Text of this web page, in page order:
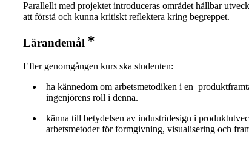
Parallellt med projektet introduceras området hållbar
att förstå och kunna kritiskt reflektera kring begreppet.
Lärandemål
Efter genomgången kurs ska studenten:
ha kännedom om arbetsmetodiken i en
ingenjörens roll i denna.
känna till betydelsen av industridesign i
arbetsmetoder för formgivning, visualisering och